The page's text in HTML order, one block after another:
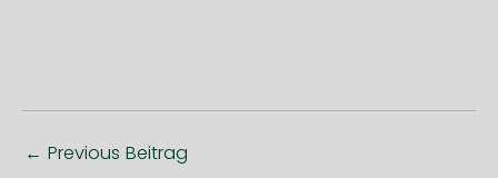
Post
← Previous Beitrag